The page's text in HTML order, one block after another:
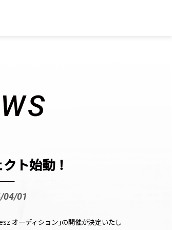
ト始動！
04/01
オーディション｣の開催が決定いたし